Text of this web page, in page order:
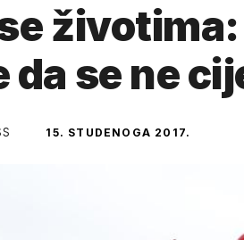
da se ne
15. STUDENOGA 2017.